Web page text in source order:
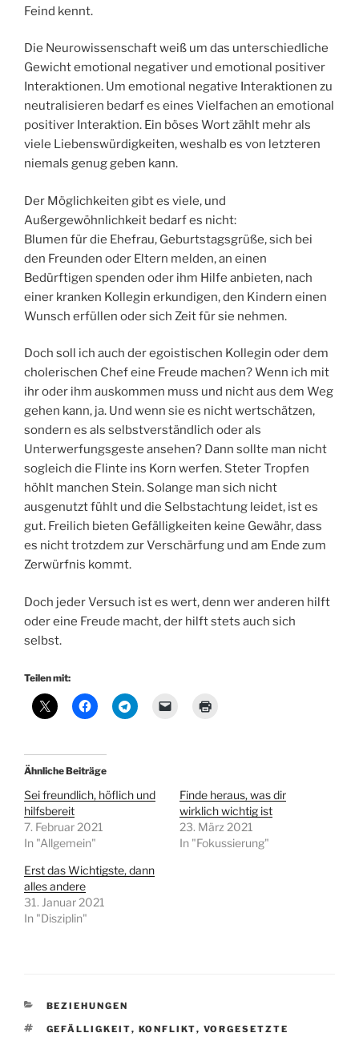
Feind kennt.
Die Neurowissenschaft weiß um das unterschiedliche
Gewicht emotional negativer und emotional positiver
Interaktionen. Um emotional negative Interaktionen zu
neutralisieren bedarf es eines Vielfachen an emotional
positiver Interaktion. Ein böses Wort zählt mehr als
viele Liebenswürdigkeiten, weshalb es von letzteren
niemals genug geben kann.
Der Möglichkeiten gibt es viele, und
Außergewöhnlichkeit bedarf es nicht:
Blumen für die Ehefrau, Geburtstagsgrüße, sich bei
den Freunden oder Eltern melden, an einen
Bedürftigen spenden oder ihm Hilfe anbieten, nach
einer kranken Kollegin erkundigen, den Kindern einen
Wunsch erfüllen oder sich Zeit für sie nehmen.
Doch soll ich auch der egoistischen Kollegin oder dem
cholerischen Chef eine Freude machen? Wenn ich mit
ihr oder ihm auskommen muss und nicht aus dem Weg
gehen kann, ja. Und wenn sie es nicht wertschätzen,
sondern es als selbstverständlich oder als
Unterwerfungsgeste ansehen? Dann sollte man nicht
sogleich die Flinte ins Korn werfen. Steter Tropfen
höhlt manchen Stein. Solange man sich nicht
ausgenutzt fühlt und die Selbstachtung leidet, ist es
gut. Freilich bieten Gefälligkeiten keine Gewähr, dass
es nicht trotzdem zur Verschärfung und am Ende zum
Zerwürfnis kommt.
Doch jeder Versuch ist es wert, denn wer anderen hilft
oder eine Freude macht, der hilft stets auch sich
selbst.
Teilen mit:
Ähnliche Beiträge
Sei freundlich, höflich und
hilfsbereit
7. Februar 2021
In "Allgemein"
Finde heraus, was dir
wirklich wichtig ist
23. März 2021
In "Fokussierung"
Erst das Wichtigste, dann
alles andere
31. Januar 2021
In "Disziplin"
KATEGORIEN
BEZIEHUNGEN
SCHLAGWÖRTER
GEFÄLLIGKEIT, KONFLIKT, VORGESETZTE